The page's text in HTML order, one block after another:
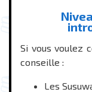
Si vous voulez
conseille :
Les